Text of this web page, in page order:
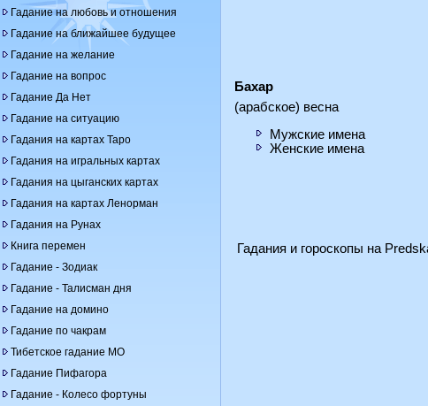
Бахар
(арабское) весна
Мужские имена
Женские имена
Гадание на любовь и отношения
Гадание на ближайшее будущее
Гадание на желание
Гадание на вопрос
Гадание Да Нет
Гадание на ситуацию
Гадания на картах Таро
Гадания на игральных картах
Гадания на цыганских картах
Гадания на картах Ленорман
Гадания на Рунах
Книга перемен
Гадание - Зодиак
Гадание - Талисман дня
Гадание на домино
Гадание по чакрам
Тибетское гадание МО
Гадание Пифагора
Гадание - Колесо фортуны
Гадания и гороскопы на